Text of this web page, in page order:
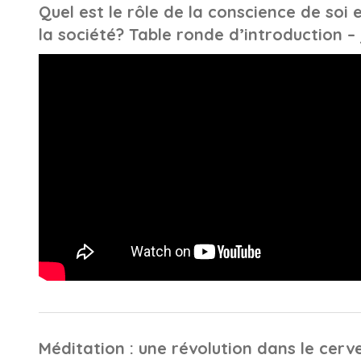
Quel est le rôle de la conscience de soi
la société? Table ronde d’introduction –
Méditation : une révolution dans le